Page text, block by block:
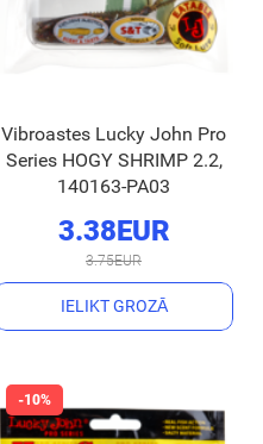
Vibroastes Lucky John Pro
Series HOGY SHRIMP 2.2,
140163-PA03
3.38EUR
3.75EUR
IELIKT GROZĀ